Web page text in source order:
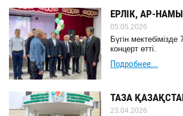
ЕРЛІК, АР-
05.05.2026
Бүгін
концерт өтті.
Подробнее...
ТАЗА
23.04.2026